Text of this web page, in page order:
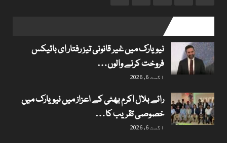
نیویارک میں غیر قانونی تیز رفتار ای بائیکس
فروخت کرنے والوں…
اگست 6, 2026
رائے بلال اکرم بھٹی کے اعزاز میں نیویارک میں
خصوصی تقریب کا…
اگست 6, 2026